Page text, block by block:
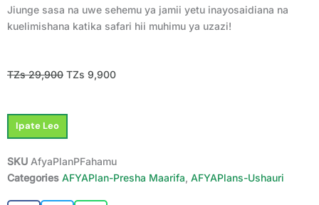
Jiunge sasa na uwe sehemu ya jamii yetu inayosaidiana na
kuelimishana katika safari hii muhimu ya uzazi!
TZs29,900 Original
TZs 9,900Current
PreshaPlan
Fahamu
Ipate Leo
SKU AfyaPlanPFahamu
Categories AFYAPlan-Presha Maarifa, AFYAPlans-Ushauri